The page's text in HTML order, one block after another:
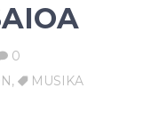
0
,
MUSIKA